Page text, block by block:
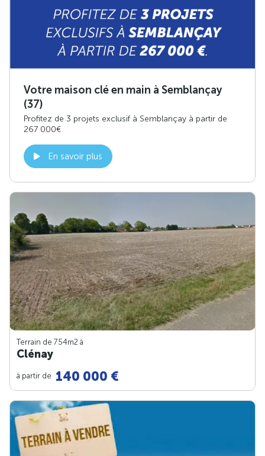
Votre maison clé en main à Semblançay
(37)
Profitez de 3 projets exclusif à Semblançay à partir de
267 000€
En savoir plus
Terrain de 754m2 à
Clénay
à partir de 140 000 €